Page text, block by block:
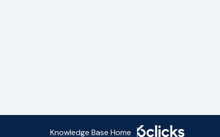
Knowledge Base Home